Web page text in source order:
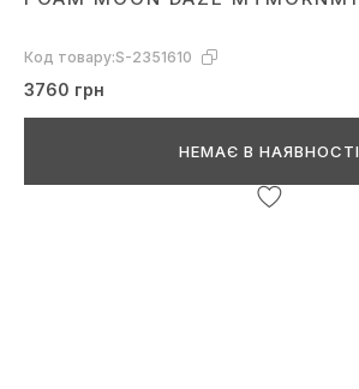
Код товару:S-2351610
3760 грн
НЕМАЄ В НАЯВНОСТІ